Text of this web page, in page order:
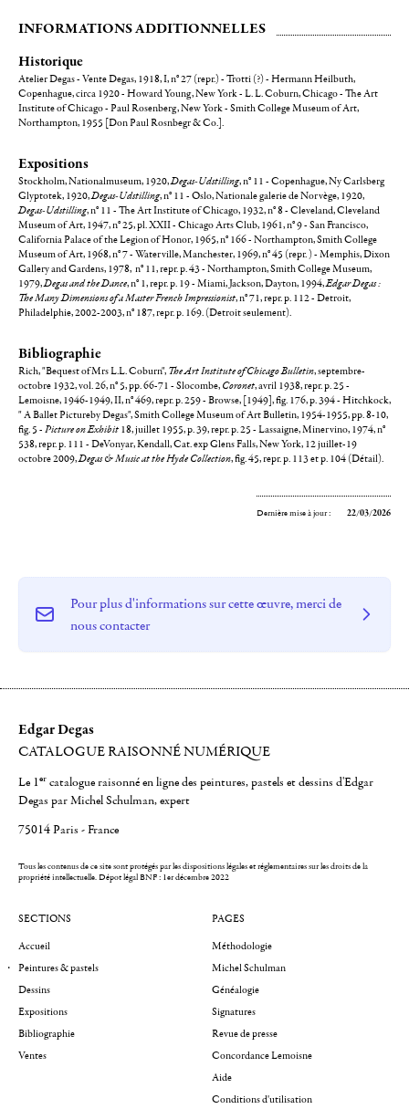
INFORMATIONS ADDITIONNELLES
Historique
Atelier Degas - Vente Degas, 1918, I, n° 27 (repr.) - Trotti (?) - Hermann Heilbuth,
Copenhague, circa 1920 - Howard Young, New York - L. L. Coburn, Chicago - The Art
Institute of Chicago - Paul Rosenberg, New York - Smith College Museum of Art,
Northampton, 1955 [Don Paul Rosnbegr & Co.].
Expositions
Stockholm, Nationalmuseum, 1920,Degas-Udstilling, n° 11 - Copenhague, Ny Carlsberg
Glyptotek, 1920,Degas-Udstilling, n° 11 - Oslo, Nationale galerie de Norvège, 1920,
Degas-Udstilling, n° 11 - The Art Institute of Chicago, 1932, n° 8 - Cleveland, Cleveland
Museum of Art, 1947, n° 25, pl. XXII - Chicago Arts Club, 1961, n° 9 - San Francisco,
California Palace of the Legion of Honor, 1965, n° 166 - Northampton, Smith College
Museum of Art, 1968, n° 7 - Waterville, Manchester, 1969, n° 45 (repr. ) - Memphis, Dixon
Gallery and Gardens, 1978, n° 11, repr. p. 43 - Northampton, Smith College Museum,
1979,Degas and the Dance, n° 1, repr. p. 19 - Miami, Jackson, Dayton, 1994,Edgar Degas :
The Many Dimensions of a Master French Impressionist, n° 71, repr. p. 112 - Detroit,
Philadelphie, 2002-2003, n° 187, repr. p. 169. (Detroit seulement).
Bibliographie
Rich, "Bequest ofMrs L.L. Coburn", TheArt Institute of Chicago Bulletin, septembre-
octobre 1932, vol. 26, n° 5, pp. 66-71 - Slocombe, Coronet, avril 1938, repr. p. 25 -
Lemoisne, 1946-1949, II, n° 469, repr. p. 259 - Browse, [1949], fig. 176, p. 394 - Hitchkock,
" A Ballet Pictureby Degas", Smith College Museum of Art Bulletin, 1954-1955, pp. 8-10,
fig. 5 - Picture on Exhibit 18, juillet 1955, p. 39, repr. p. 25 - Lassaigne, Minervino, 1974, n°
538, repr. p. 111 - DeVonyar, Kendall, Cat. exp Glens Falls, New York, 12 juillet-19
octobre 2009,Degas & Music at the Hyde Collection, fig. 45, repr. p. 113 et p. 104 (Détail).
Dernière mise à jour : 22/03/2026
Pour plus d'informations sur cette œuvre, merci de
nous contacter
Edgar Degas
CATALOGUE RAISONNÉ NUMÉRIQUE
Le 1er catalogue raisonné en ligne des peintures, pastels et dessins d'Edgar
Degas par Michel Schulman, expert
75014 Paris - France
Tous les contenus de ce site sont protégés par les dispositions légales et réglementaires sur les droits de la
propriété intellectuelle.Dépot légal BNF : 1er décembre 2022
SECTIONS
Accueil
Peintures & pastels
Dessins
Expositions
Bibliographie
Ventes
PAGES
Méthodologie
Michel Schulman
Généalogie
Signatures
Revue de presse
Concordance Lemoisne
Aide
Conditions d'utilisation